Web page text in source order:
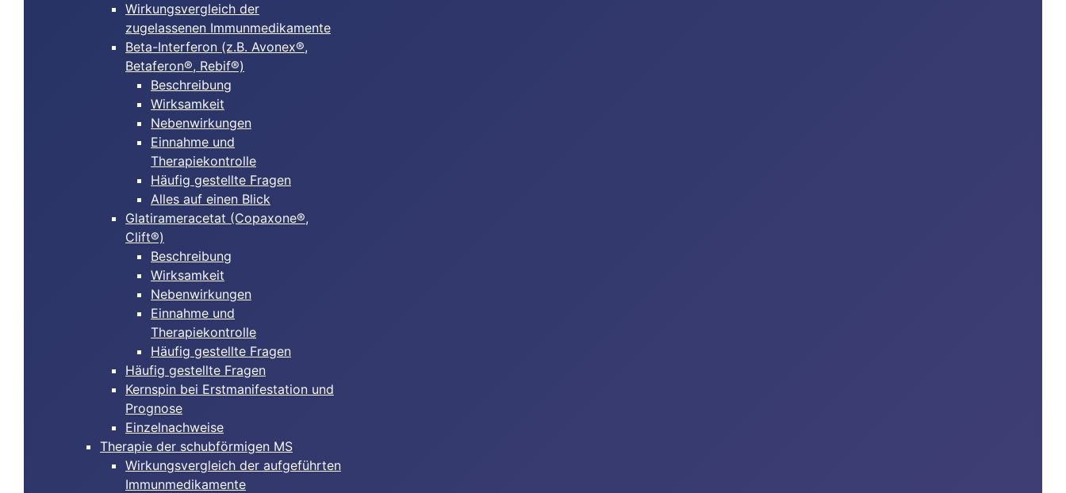
Wirkungsvergleich der
zugelassenen Immunmedikamente
Beta-Interferon (z.B. Avonex®,
Betaferon®, Rebif®)
Beschreibung
Wirksamkeit
Nebenwirkungen
Einnahme und
Therapiekontrolle
Häufig gestellte Fragen
Alles auf einen Blick
Glatirameracetat (Copaxone®,
Clift®)
Beschreibung
Wirksamkeit
Nebenwirkungen
Einnahme und
Therapiekontrolle
Häufig gestellte Fragen
Häufig gestellte Fragen
Kernspin bei Erstmanifestation und
Prognose
Einzelnachweise
Therapie der schubförmigen MS
Wirkungsvergleich der aufgeführten
Immunmedikamente